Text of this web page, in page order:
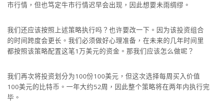
市行情，但也笃定牛市行情迟早会出现，因此想要未雨绸缪。
我们还应该按照上述策略执行吗？也许要改一下。因为该投资组合
的时间跨度会更长。我们必须做好心理准备，在未来的几年时间里
都按照该策略配置这笔1万美元的资金。那我们应该怎么做呢？
我们再次将投资划分为100份100美元，但这次选择每周买入价值
100美元的比特币。一年大约52周，因此整个策略将在两年内执行完
毕。